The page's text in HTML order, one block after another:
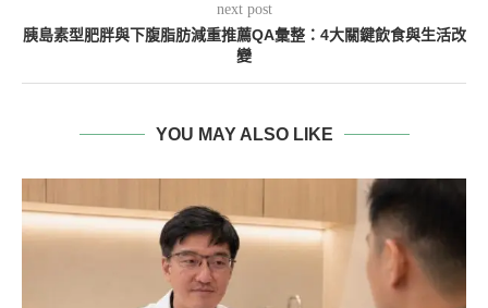
next post
胰島素型肥胖與下腹脂肪減重推薦QA彙整：4大關鍵飲食與生活改
變
YOU MAY ALSO LIKE